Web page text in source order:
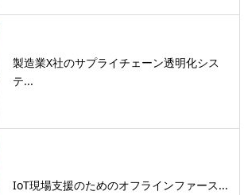
製造業X社のサプライチェーン透明化シス
テ...
IoT現場支援のためのオフラインファース...